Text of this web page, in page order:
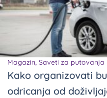
Magazin, Saveti za putovanja
Kako organizovati
odricanja od